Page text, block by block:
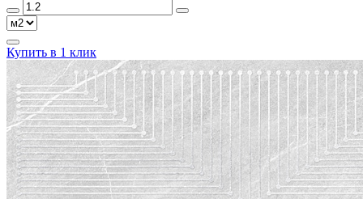
Купить в 1 клик